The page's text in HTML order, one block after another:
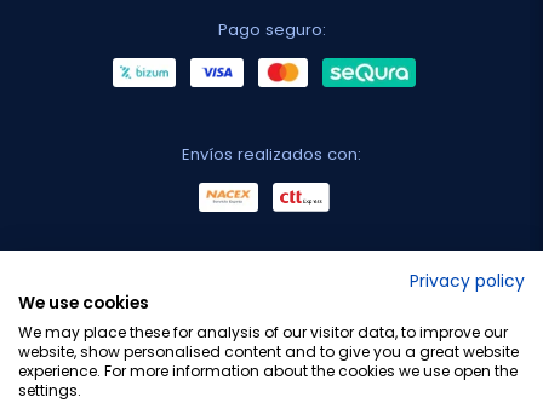
Pago seguro:
Envíos realizados con:
Privacy policy
We use cookies
We may place these for analysis of our visitor data, to improve our
website, show personalised content and to give you a great website
experience. For more information about the cookies we use open the
settings.